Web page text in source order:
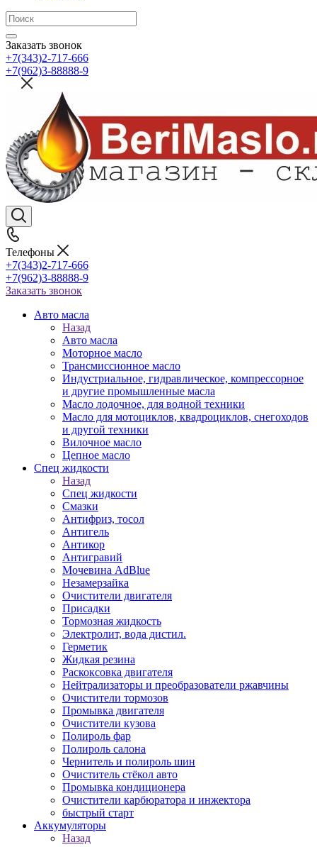
Заказать звонок
+7(343)2-717-666
+7(962)3-88888-9
Телефоны
+7(343)2-717-666
+7(962)3-88888-9
Заказать звонок
Авто масла
Назад
Авто масла
Моторное масло
Трансмиссионное масло
Индустриальное, гидравлическое, компрессорное
и другие промышленные масла
Масло лодочное, для водной техники
Масло для мотоциклов, квадроциклов, снегоходов
и другой техники
Вилочное масло
Цепное масло
Спец жидкости
Назад
Спец жидкости
Смазки
Антифриз, тосол
Антигель
Антикор
Антигравий
Мочевина AdBlue
Незамерзайка
Очистители двигателя
Присадки
Тормозная жидкость
Электролит, вода дистил.
Герметик
Жидкая резина
Раскоксовка двигателя
Нейтрализаторы и преобразователи ржавчины
Очистители тормозов
Промывка двигателя
Очистители кузова
Полироль фар
Полироль салона
Чернитель и полироль шин
Очиститель стёкол авто
Промывка кондиционера
Очистители карбюратора и инжектора
быстрый старт
Аккумуляторы
Назад